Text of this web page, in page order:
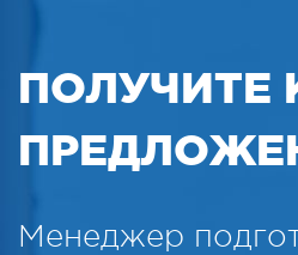
ПОЛУЧИТЕ
Менеджер